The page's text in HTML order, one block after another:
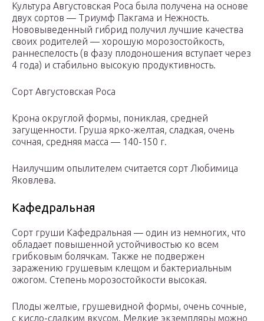
Культура Августовская Роса была получена на основе
двух сортов — Триумф Пакгама и Нежность.
Нововыведенный гибрид получил лучшие качества
своих родителей — хорошую морозостойкость,
раннеспелость (в фазу плодоношения вступает через
4 года) и стабильно высокую продуктивность.
Сорт Августовская Роса
Крона округлой формы, пониклая, средней
загущенности. Груша ярко-желтая, сладкая, очень
сочная, средняя масса — 140-150 г.
Наилучшим опылителем считается сорт Любимица
Яковлева.
Кафедральная
Сорт груши Кафедральная — один из немногих, что
обладает повышенной устойчивостью ко всем
грибковым болячкам. Также не подвержен
заражению грушевым клещом и бактериальным
ожогом. Степень морозостойкости высокая.
Плоды желтые, грушевидной формы, очень сочные,
с кисло-сладким вкусом. Мелкие экземпляры можно